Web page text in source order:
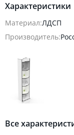
Характеристики
Материал:ЛДСП
Производитель:
Все